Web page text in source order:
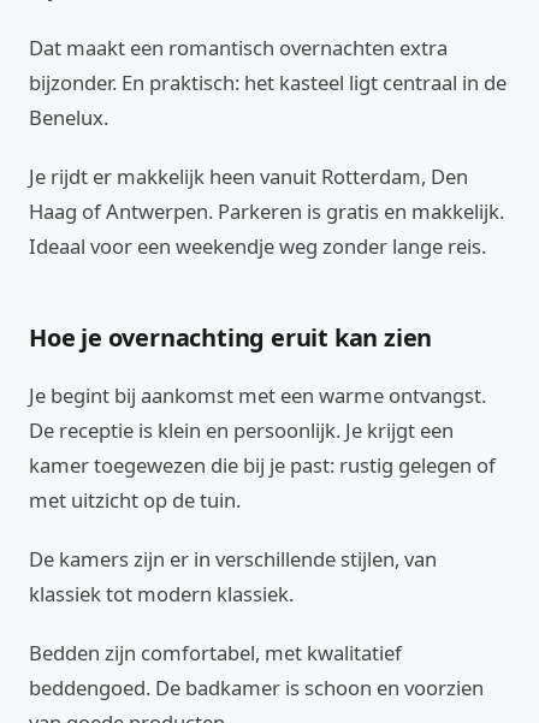
Dat maakt een romantisch overnachten extra
bijzonder. En praktisch: het kasteel ligt centraal in de
Benelux.
Je rijdt er makkelijk heen vanuit Rotterdam, Den
Haag of Antwerpen. Parkeren is gratis en makkelijk.
Ideaal voor een weekendje weg zonder lange reis.
Hoe je overnachting eruit kan zien
Je begint bij aankomst met een warme ontvangst.
De receptie is klein en persoonlijk. Je krijgt een
kamer toegewezen die bij je past: rustig gelegen of
met uitzicht op de tuin.
De kamers zijn er in verschillende stijlen, van
klassiek tot modern klassiek.
Bedden zijn comfortabel, met kwalitatief
beddengoed. De badkamer is schoon en voorzien